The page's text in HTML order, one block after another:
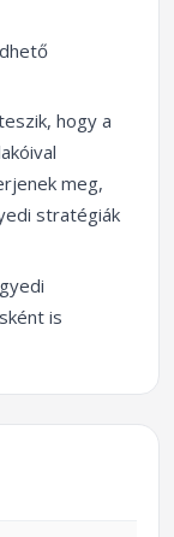
hogy a
meg,
stratégiák
is